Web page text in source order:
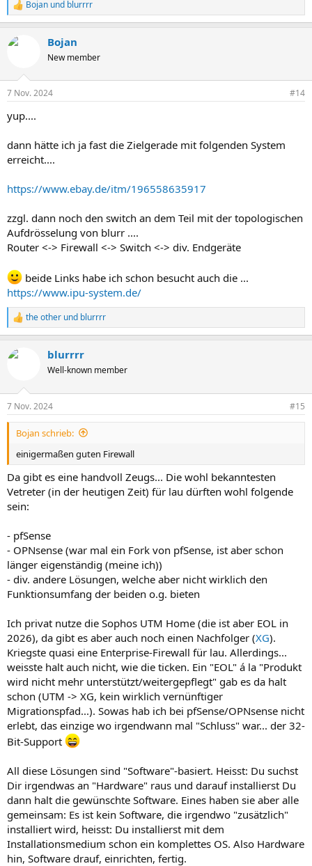
R
e
k
e
:
Bojan und blurrrr
Bojan
New member
7 Nov. 2024 #14
yup....
dann hätte ich ja fast die Zielgerade mit folgenden System
erreicht....
https://www.ebay.de/itm/196558635917
zzgl. dann noch den switch an dem Teil mit der topologischen
Aufdrösselung von blurr ....
Router <-> Firewall <-> Switch <-> div. Endgeräte
beide Links habe ich schon besucht auch die ...
https://www.ipu-system.de/
R
e
k
e
n
the other und blurrrr
blurrrr
Well-known member
7 Nov. 2024 #15
Bojan schrieb:
einigermaßen guten Firewall
Da gibt es eine handvoll Zeugs... Die wohl bekanntesten
Vetreter (in der heutigen Zeit) für lau dürften wohl folgende
sein:
- pfSense
- OPNsense (war mal ein Fork von pfSense, ist aber schon
länger eigenständig (meine ich))
- div. andere Lösungen, welche aber nicht wirklich den
Funktionsumfang der beiden o.g. bieten
Ich privat nutze die Sophos UTM Home (die ist aber EOL in
2026), da gibt es aber auch noch einen Nachfolger (XG).
Kriegste quasi eine Enterprise-Firewall für lau. Allerdings...
weisste halt auch nicht, wie die ticken. Ein "EOL" á la "Produkt
wird nicht mehr unterstützt/weitergepflegt" gab es da halt
schon (UTM -> XG, kein wirklich vernünftiger
Migrationspfad...). Sowas hab ich bei pfSense/OPNsense nicht
erlebt, das einzige wo irgendwann mal "Schluss" war... der 32-
Bit-Support
All diese Lösungen sind "Software"-basiert. Heisst: Du suchst
Dir irgendwas an "Hardware" raus und darauf installierst Du
dann halt die gewünschte Software. Eines haben sie aber alle
gemeinsam: Es ist kein Software, die irgendwo "zusätzlich"
installiert wird, heisst: Du installierst mit dem
Installationsmedium schon ein komplettes OS. Also Hardware
hin, Software drauf, einrichten, fertig.